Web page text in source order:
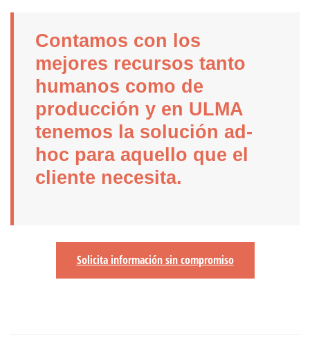
Contamos con los
mejores recursos tanto
humanos como de
producción y en ULMA
tenemos la solución ad-
hoc para aquello que el
cliente necesita.
Solicita información sin compromiso